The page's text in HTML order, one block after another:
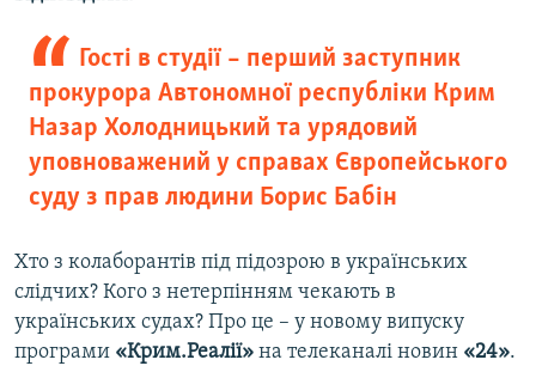
Гості в студії – перший заступник
прокурора Автономної республіки Крим
Назар Холодницький та урядовий
уповноважений у справах Європейського
суду з прав людини Борис Бабін
Хто з колаборантів під підозрою в українських
слідчих? Кого з нетерпінням чекають в
українських судах? Про це – у новому випуску
програми «Крим.Реалії» на телеканалі новин «24».